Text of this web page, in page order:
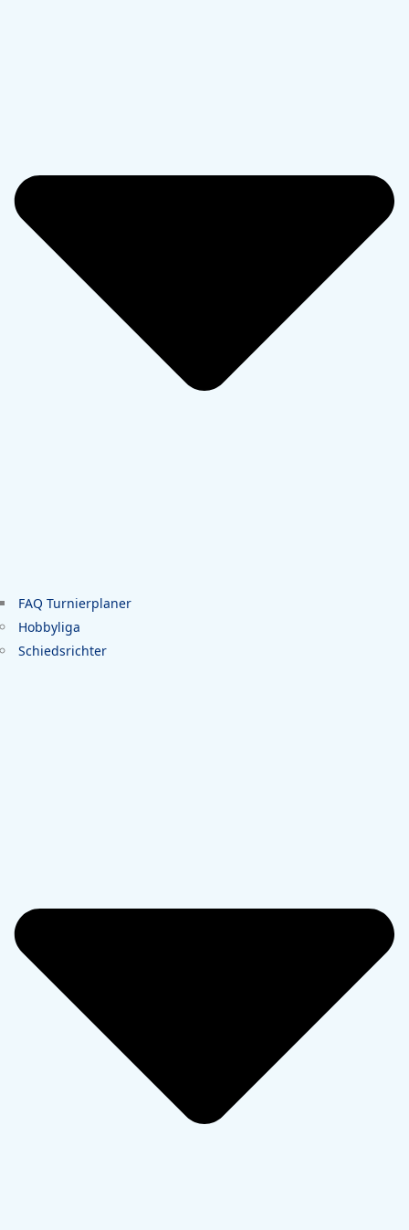
FAQ Turnierplaner
Hobbyliga
Schiedsrichter